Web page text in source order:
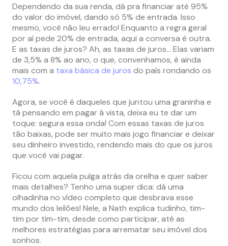
Dependendo da sua renda, dá pra financiar até 95%
do valor do imóvel, dando só 5% de entrada. Isso
mesmo, você não leu errado! Enquanto a regra geral
por aí pede 20% de entrada, aqui a conversa é outra.
E as taxas de juros? Ah, as taxas de juros… Elas variam
de 3,5% a 8% ao ano, o que, convenhamos, é ainda
mais com a taxa básica de juros do país rondando os
10,75%.
Agora, se você é daqueles que juntou uma graninha e
tá pensando em pagar à vista, deixa eu te dar um
toque: segura essa onda! Com essas taxas de juros
tão baixas, pode ser muito mais jogo financiar e deixar
seu dinheiro investido, rendendo mais do que os juros
que você vai pagar.
Ficou com aquela pulga atrás da orelha e quer saber
mais detalhes? Tenho uma super dica: dá uma
olhadinha no vídeo completo que desbrava esse
mundo dos leilões! Nele, a Nath explica tudinho, tim-
tim por tim-tim, desde como participar, até as
melhores estratégias para arrematar seu imóvel dos
sonhos.